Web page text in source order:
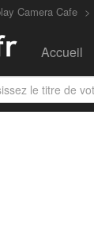
Camera Cafe
Accueil